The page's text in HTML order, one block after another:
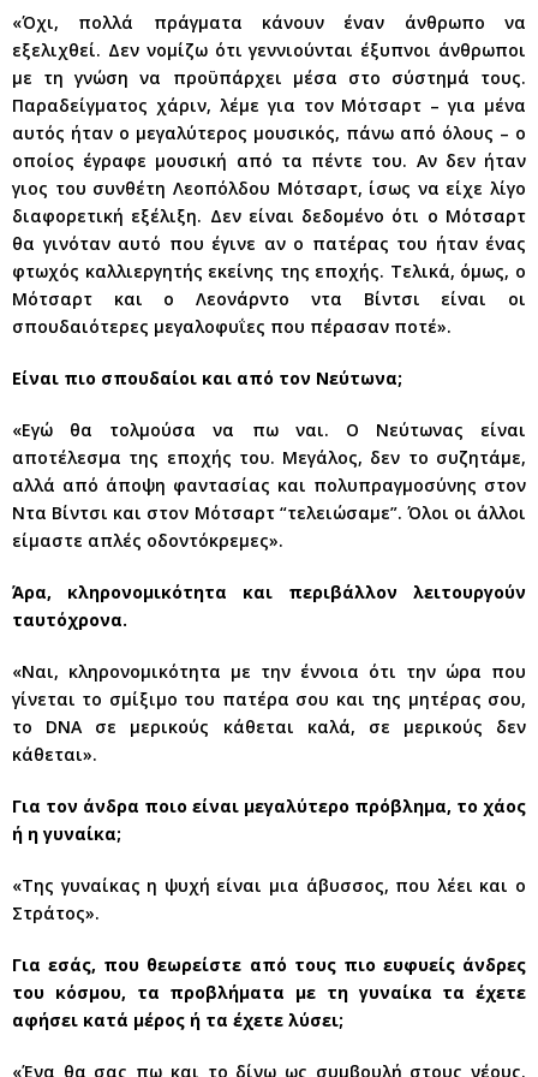
«Όχι, πολλά πράγματα κάνουν έναν άνθρωπο να
εξελιχθεί. Δεν νομίζω ότι γεννιούνται έξυπνοι άνθρωποι
με τη γνώση να προϋπάρχει μέσα στο σύστημά τους.
Παραδείγματος χάριν, λέμε για τον Μότσαρτ – για μένα
αυτός ήταν ο μεγαλύτερος μουσικός, πάνω από όλους – ο
οποίος έγραφε μουσική από τα πέντε του. Αν δεν ήταν
γιος του συνθέτη Λεοπόλδου Μότσαρτ, ίσως να είχε λίγο
διαφορετική εξέλιξη. Δεν είναι δεδομένο ότι ο Μότσαρτ
θα γινόταν αυτό που έγινε αν ο πατέρας του ήταν ένας
φτωχός καλλιεργητής εκείνης της εποχής. Τελικά, όμως, ο
Μότσαρτ και ο Λεονάρντο ντα Βίντσι είναι οι
σπουδαιότερες μεγαλοφυΐες που πέρασαν ποτέ».
Είναι πιο σπουδαίοι και από τον Νεύτωνα;
«Εγώ θα τολμούσα να πω ναι. Ο Νεύτωνας είναι
αποτέλεσμα της εποχής του. Μεγάλος, δεν το συζητάμε,
αλλά από άποψη φαντασίας και πολυπραγμοσύνης στον
Ντα Βίντσι και στον Μότσαρτ “τελειώσαμε”. Όλοι οι άλλοι
είμαστε απλές οδοντόκρεμες».
Άρα, κληρονομικότητα και περιβάλλον λειτουργούν
ταυτόχρονα.
«Ναι, κληρονομικότητα με την έννοια ότι την ώρα που
γίνεται το σμίξιμο του πατέρα σου και της μητέρας σου,
το DNA σε μερικούς κάθεται καλά, σε μερικούς δεν
κάθεται».
Για τον άνδρα ποιο είναι μεγαλύτερο πρόβλημα, το χάος
ή η γυναίκα;
«Της γυναίκας η ψυχή είναι μια άβυσσος, που λέει και ο
Στράτος».
Για εσάς, που θεωρείστε από τους πιο ευφυείς άνδρες
του κόσμου, τα προβλήματα με τη γυναίκα τα έχετε
αφήσει κατά μέρος ή τα έχετε λύσει;
«Ένα θα σας πω και το δίνω ως συμβουλή στους νέους.